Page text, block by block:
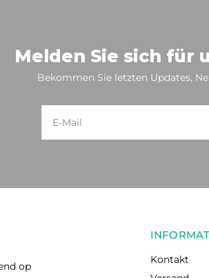
Melden Sie sich für
Bekommen Sie letzten Updates,
op
Kontakt